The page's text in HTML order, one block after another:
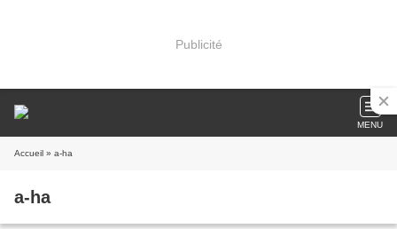
Publicité
MENU
Accueil » a-ha
a-ha